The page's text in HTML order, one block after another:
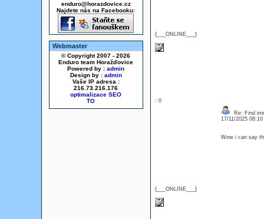
enduro@horazdovice.cz
Najdete nás na Facebooku:
Webmaster
© Copyright 2007 - 2026
Enduro team Horažďovice
Powered by : admin
Design by : admin
Vaše IP adresa :
216.73.216.176
optimalizace SEO
{___ONLINE___}
: 0
{___ONLINE___}
Re: Find
17/11/2025
Wow i can say